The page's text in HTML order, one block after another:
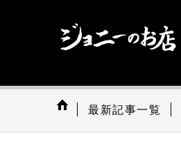
最新記事一覧